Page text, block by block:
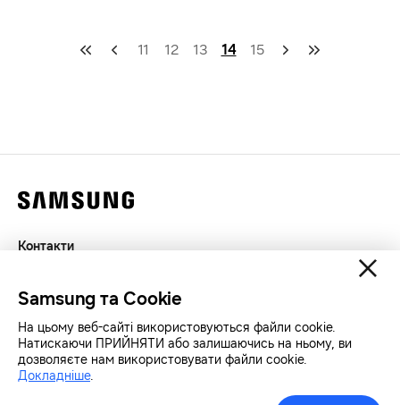
11 12 13 14 15
Контакти
Конфіденційність
SAMSUNG.COM
Авторські права© SAMSUNG Всі права захищенно.
Samsung та Cookie
На цьому веб-сайті використовуються файли cookie.
Натискаючи ПРИЙНЯТИ або залишаючись на ньому, ви
дозволяєте нам використовувати файли cookie.
Докладніше.